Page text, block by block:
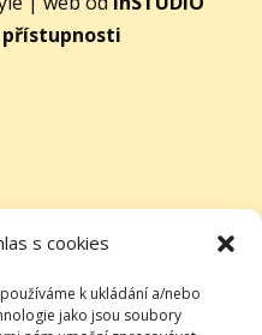
s cookies
k ukládání a/nebo
jako jsou soubory
přístupnosti